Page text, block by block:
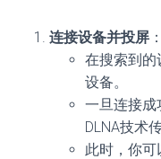
连接设备并投屏 ：
在搜索到的
设备。
一旦连接成
DLNA技术
此时，你